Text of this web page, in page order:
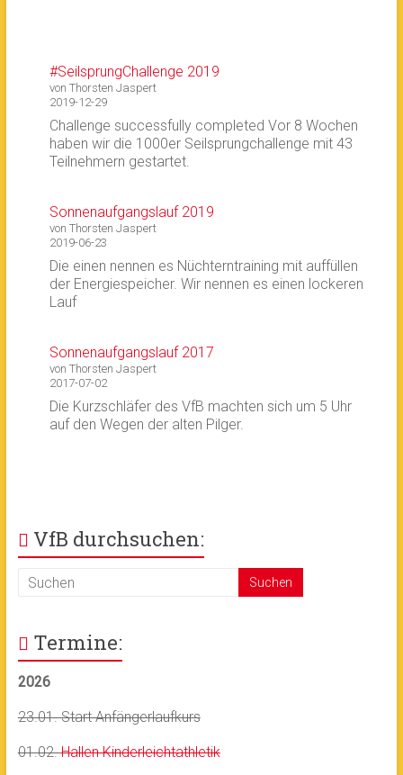
#SeilsprungChallenge 2019
von Thorsten Jaspert
2019-12-29
Challenge successfully completed Vor 8 Wochen
haben wir die 1000er Seilsprungchallenge mit 43
Teilnehmern gestartet.
Sonnenaufgangslauf 2019
von Thorsten Jaspert
2019-06-23
Die einen nennen es Nüchterntraining mit auffüllen
der Energiespeicher. Wir nennen es einen lockeren
Lauf
Sonnenaufgangslauf 2017
von Thorsten Jaspert
2017-07-02
Die Kurzschläfer des VfB machten sich um 5 Uhr
auf den Wegen der alten Pilger.
VfB durchsuchen:
Termine:
2026
23.01. Start Anfängerlaufkurs
01.02.Hallen Kinderleichtathletik